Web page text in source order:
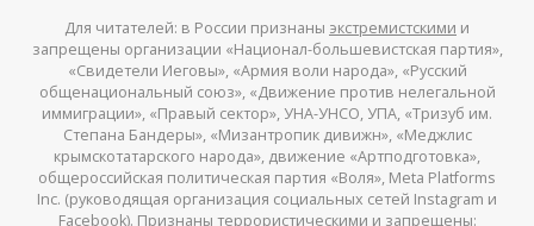
Для читателей: в России признаны экстремистскими и
запрещены организации «Национал-большевистская партия»,
«Свидетели Иеговы», «Армия воли народа», «Русский
общенациональный союз», «Движение против нелегальной
иммиграции», «Правый сектор», УНА-УНСО, УПА, «Тризуб им.
Степана Бандеры», «Мизантропик дивижн», «Меджлис
крымскотатарского народа», движение «Артподготовка»,
общероссийская политическая партия «Воля», Meta Platforms
Inc. (руководящая организация социальных сетей Instagram и
Facebook). Признаны террористическими и запрещены: